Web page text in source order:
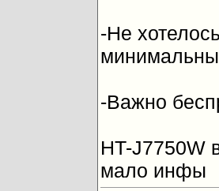
-Не
-Важно
HT-J7750W
мало инфы